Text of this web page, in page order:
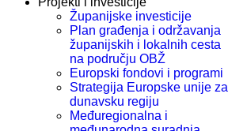
Županijske investicije
Plan građenja i održavanja
županijskih i lokalnih cesta
na području OBŽ
Europski fondovi i programi
Strategija Europske unije za
dunavsku regiju
Međuregionalna i